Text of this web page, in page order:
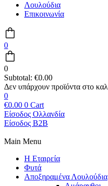
Λουλούδια
Επικοινωνία
0
0
Subtotal: €0.00
0
€0.00 0 Cart
Είσοδος Ολλανδία
Είσοδος B2B
Main Menu
Η Εταιρεία
Φυτά
Αποξηραμένα Λουλούδια